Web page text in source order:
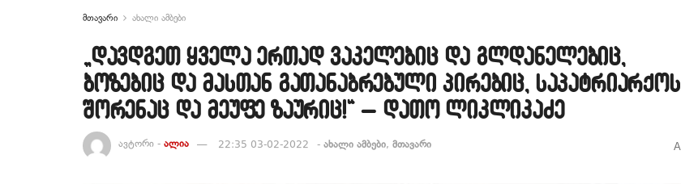
მთავარი ახალი ამბები
„დავდგეთ ყველა ერთად ვაკელებიც და გლდანელებიც,
ბოზებიც და მასთან გათანაბრებული პირებიც, საპატრიარქოს
შორენაც და მეუფე ზაურიც!“ – დათო ლიკლიკაძე
ავტორი - ალია 22:35 03-02-2022 - ახალი ამბები, მთავარი A